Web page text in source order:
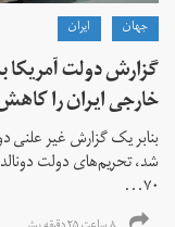
جهان ايران
خارجی ایران را
بنابر یک گزارش غیر علنی
۷۰...